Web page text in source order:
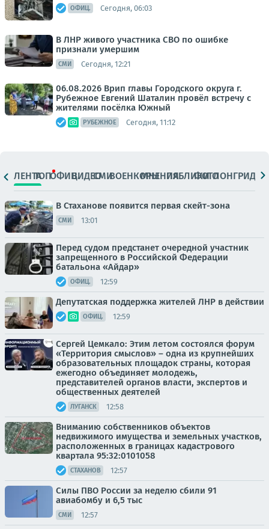
ОФИЦ. Сегодня, 06:03
В ЛНР живого участника СВО по ошибке
признали умершим
СМИ Сегодня, 12:21
06.08.2026 Врип главы Городского округа г.
Рубежное Евгений Шаталин провёл встречу с
жителями посёлка Южный
РУБЕЖНОЕ Сегодня, 11:12
ЛЕНТАТОПОФИЦ.ВИДЕОСМИВОЕНКОРЫМНЕНИЯПАБЛИКИ
ФОТОЛОНГРИДЫ
В Стаханове появится первая скейт-зона
СМИ 13:01
Перед судом предстанет очередной участник
запрещенного в Российской Федерации
батальона «Айдар»
ОФИЦ. 12:59
Депутатская поддержка жителей ЛНР в действии
ОФИЦ. 12:59
Сергей Цемкало: Этим летом состоялся форум
«Территория смыслов» – одна из крупнейших
образовательных площадок страны, которая
ежегодно объединяет молодежь,
представителей органов власти, экспертов и
общественных деятелей
ЛУГАНСК 12:58
Вниманию собственников объектов
недвижимого имущества и земельных участков,
расположенных в границах кадастрового
квартала 95:32:0101058
СТАХАНОВ 12:57
Силы ПВО России за неделю сбили 91
авиабомбу и 6,5 тыс
СМИ 12:57